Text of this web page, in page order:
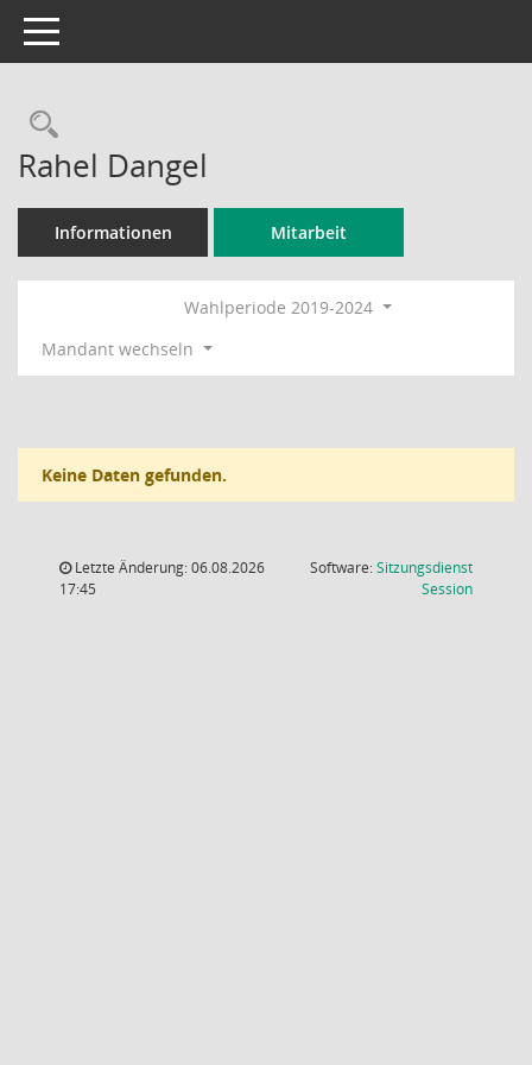
Toggle navigation
Rechercheauswahl
Rahel Dangel
Informationen Mitarbeit
Wahlperiode 2019-2024
Mandant wechseln
Keine Daten gefunden.
Letzte Änderung: 06.08.2026
17:45
Software:Sitzungsdienst
Session(Wird in